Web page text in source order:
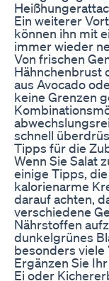
Ein weiterer
können ihn mit
immer wieder
Von frischen
Hähnchenbrust
aus Avocado
keine Grenzen
schnell
Tipps für die
Wenn Sie Salat
einige Tipps,
kalorienarme
darauf achten,
verschiedene
Nährstoffen
dunkelgrünes
besonders viele
Ergänzen Sie
Ei oder